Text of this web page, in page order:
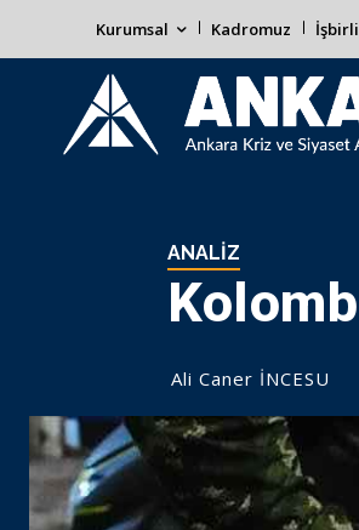
Kurumsal Kadromuz
ANALIZ
Ali Caner İNCESU